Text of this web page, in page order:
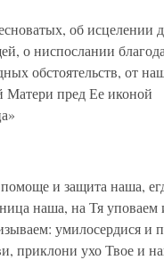
об исцелении
о ниспослании
обстоятельств, от
Матери пред Ее иконой
и защита наша,
наша, на Тя уповаем
умилосердися и
приклони ухо Твое и